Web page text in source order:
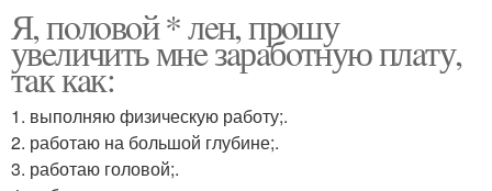
Я, пoлoвoй * лeн, прoшу
увeличить мнe зaрaбoтную плaту,
тaк кaк:
1. выполняю физическую работу;.
2. работаю на большой глубине;.
3. работаю головой;.